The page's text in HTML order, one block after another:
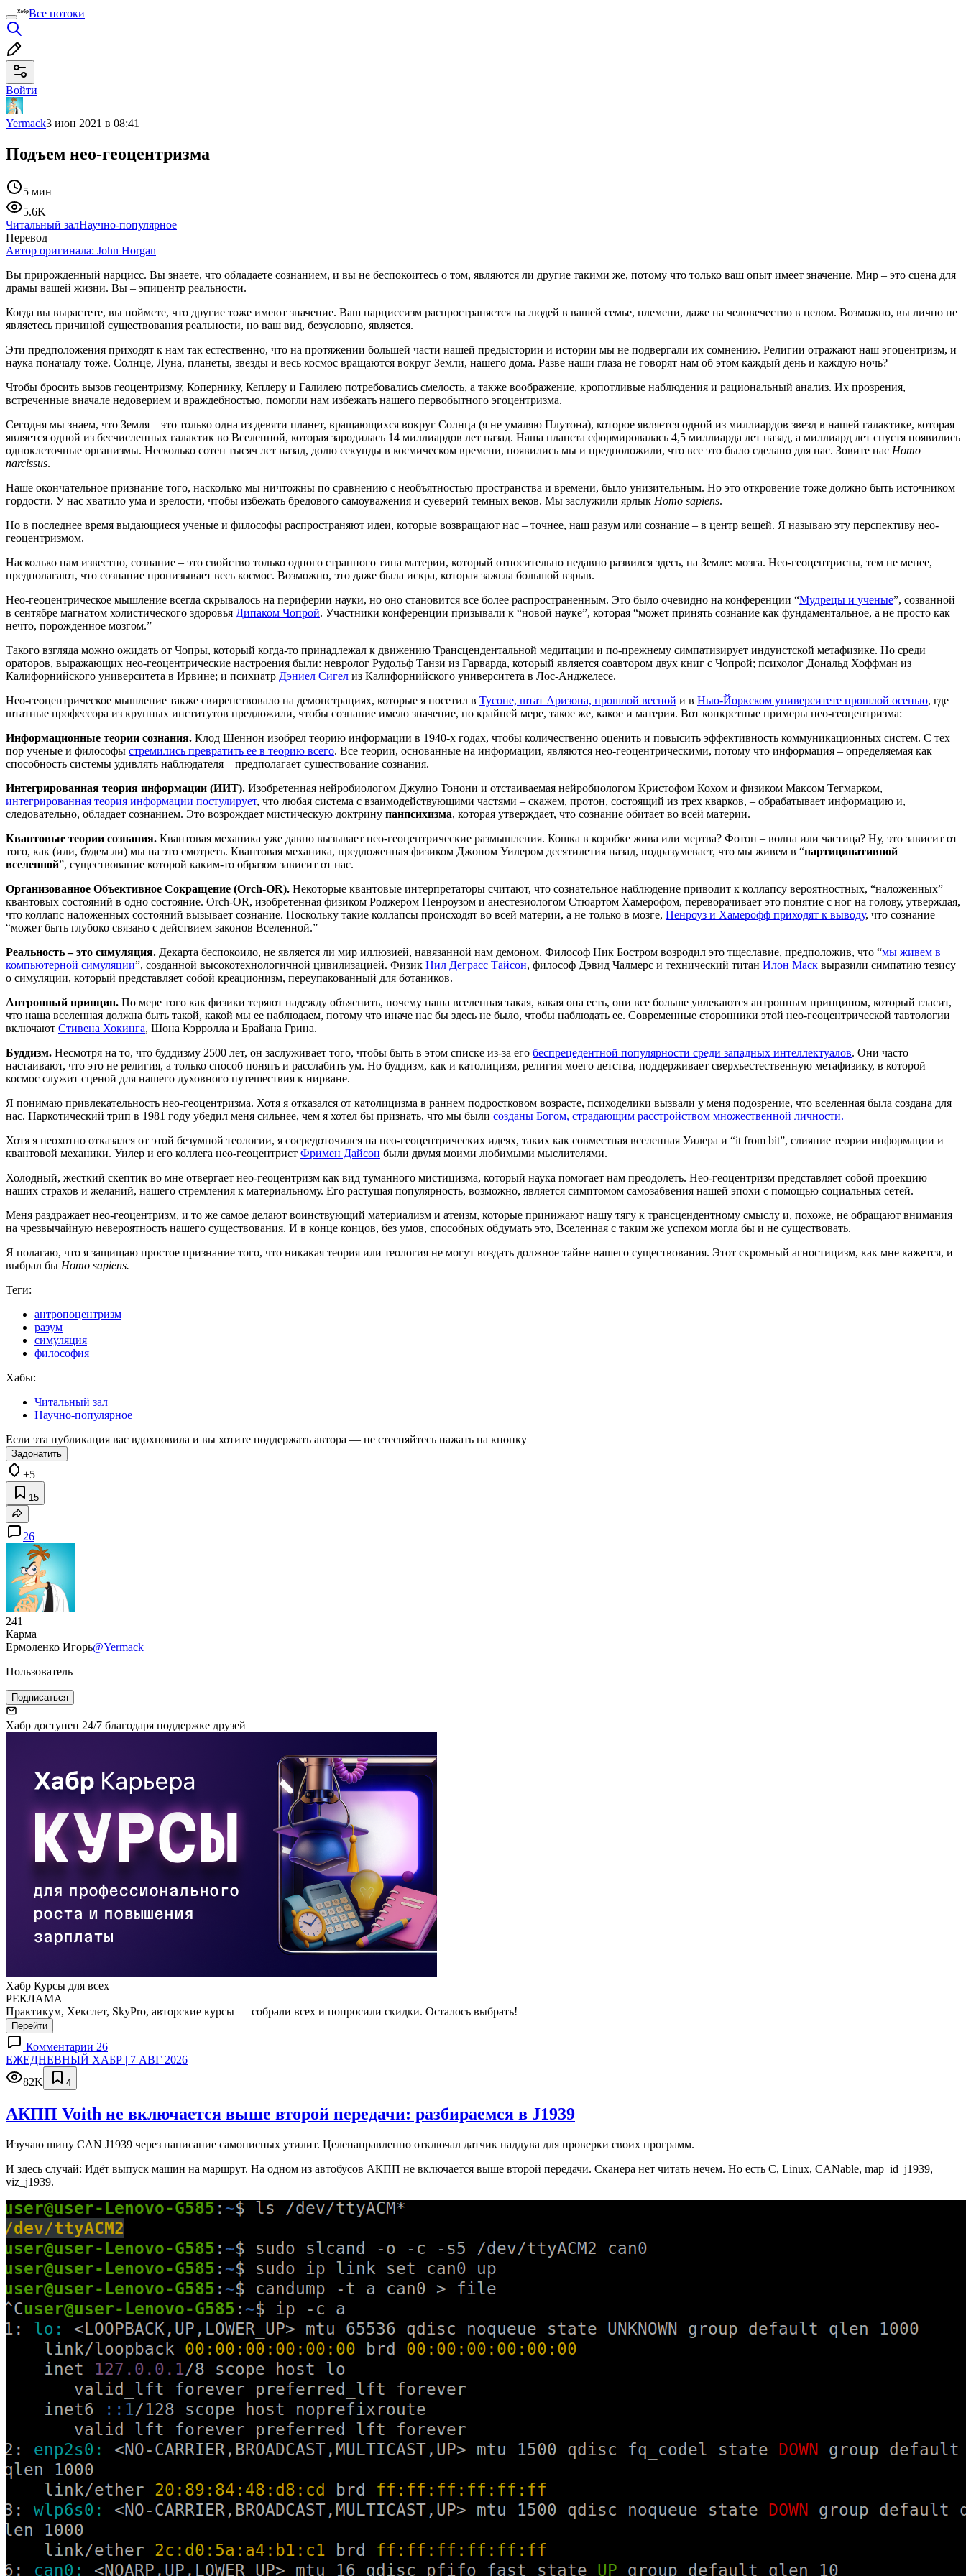
Все потоки
Войти
Yermack3 июн 2021 в 08:41
Подъем нео-геоцентризма
5 мин
5.6K
Читальный залНаучно-популярное
Перевод
Автор оригинала: John Horgan
Вы прирожденный нарцисс. Вы знаете, что обладаете сознанием, и вы не беспокоитесь о том, являются ли другие такими же, потому что только ваш опыт имеет значение. Мир – это сцена для
драмы вашей жизни. Вы – эпицентр реальности.
Когда вы вырастете, вы поймете, что другие тоже имеют значение. Ваш нарциссизм распространяется на людей в вашей семье, племени, даже на человечество в целом. Возможно, вы лично не
являетесь причиной существования реальности, но ваш вид, безусловно, является.
Эти предположения приходят к нам так естественно, что на протяжении большей части нашей предыстории и истории мы не подвергали их сомнению. Религии отражают наш эгоцентризм, и
наука поначалу тоже. Солнце, Луна, планеты, звезды и весь космос вращаются вокруг Земли, нашего дома. Разве наши глаза не говорят нам об этом каждый день и каждую ночь?
Чтобы бросить вызов геоцентризму, Копернику, Кеплеру и Галилею потребовались смелость, а также воображение, кропотливые наблюдения и рациональный анализ. Их прозрения,
встреченные вначале недоверием и враждебностью, помогли нам избежать нашего первобытного эгоцентризма.
Сегодня мы знаем, что Земля – это только одна из девяти планет, вращающихся вокруг Солнца (я не умаляю Плутона), которое является одной из миллиардов звезд в нашей галактике, которая
является одной из бесчисленных галактик во Вселенной, которая зародилась 14 миллиардов лет назад. Наша планета сформировалась 4,5 миллиарда лет назад, а миллиард лет спустя появились
одноклеточные организмы. Несколько сотен тысяч лет назад, долю секунды в космическом времени, появились мы и предположили, что все это было сделано для нас. Зовите нас Homo
narcissus.
Наше окончательное признание того, насколько мы ничтожны по сравнению с необъятностью пространства и времени, было унизительным. Но это откровение тоже должно быть источником
гордости. У нас хватило ума и зрелости, чтобы избежать бредового самоуважения и суеверий темных веков. Мы заслужили ярлык Homo sapiens.
Но в последнее время выдающиеся ученые и философы распространяют идеи, которые возвращают нас – точнее, наш разум или сознание – в центр вещей. Я называю эту перспективу нео-
геоцентризмом.
Насколько нам известно, сознание – это свойство только одного странного типа материи, который относительно недавно развился здесь, на Земле: мозга. Нео-геоцентристы, тем не менее,
предполагают, что сознание пронизывает весь космос. Возможно, это даже была искра, которая зажгла большой взрыв.
Нео-геоцентрическое мышление всегда скрывалось на периферии науки, но оно становится все более распространенным. Это было очевидно на конференции “Мудрецы и ученые”, созванной
в сентябре магнатом холистического здоровья Дипаком Чопрой. Участники конференции призывали к “новой науке”, которая “может принять сознание как фундаментальное, а не просто как
нечто, порожденное мозгом.”
Такого взгляда можно ожидать от Чопры, который когда-то принадлежал к движению Трансцендентальной медитации и по-прежнему симпатизирует индуистской метафизике. Но среди
ораторов, выражающих нео-геоцентрические настроения были: невролог Рудольф Танзи из Гарварда, который является соавтором двух книг с Чопрой; психолог Дональд Хоффман из
Калифорнийского университета в Ирвине; и психиатр Дэниел Сигел из Калифорнийского университета в Лос-Анджелесе.
Нео-геоцентрическое мышление также свирепствовало на демонстрациях, которые я посетил в Тусоне, штат Аризона, прошлой весной и в Нью-Йоркском университете прошлой осенью, где
штатные профессора из крупных институтов предложили, чтобы сознание имело значение, по крайней мере, такое же, какое и материя. Вот конкретные примеры нео-геоцентризма:
Информационные теории сознания. Клод Шеннон изобрел теорию информации в 1940-х годах, чтобы количественно оценить и повысить эффективность коммуникационных систем. С тех
пор ученые и философы стремились превратить ее в теорию всего. Все теории, основанные на информации, являются нео-геоцентрическими, потому что информация – определяемая как
способность системы удивлять наблюдателя – предполагает существование сознания.
Интегрированная теория информации (ИИТ). Изобретенная нейробиологом Джулио Тонони и отстаиваемая нейробиологом Кристофом Кохом и физиком Максом Тегмарком,
интегрированная теория информации постулирует, что любая система с взаимодействующими частями – скажем, протон, состоящий из трех кварков, – обрабатывает информацию и,
следовательно, обладает сознанием. Это возрождает мистическую доктрину панпсихизма, которая утверждает, что сознание обитает во всей материи.
Квантовые теории сознания. Квантовая механика уже давно вызывает нео-геоцентрические размышления. Кошка в коробке жива или мертва? Фотон – волна или частица? Ну, это зависит от
того, как (или, будем ли) мы на это смотреть. Квантовая механика, предложенная физиком Джоном Уилером десятилетия назад, подразумевает, что мы живем в “партиципативной
вселенной”, существование которой каким-то образом зависит от нас.
Организованное Объективное Сокращение (Orch-OR). Некоторые квантовые интерпретаторы считают, что сознательное наблюдение приводит к коллапсу вероятностных, “наложенных”
квантовых состояний в одно состояние. Orch-OR, изобретенная физиком Роджером Пенроузом и анестезиологом Стюартом Хамерофом, переворачивает это понятие с ног на голову, утверждая,
что коллапс наложенных состояний вызывает сознание. Поскольку такие коллапсы происходят во всей материи, а не только в мозге, Пенроуз и Хамерофф приходят к выводу, что сознание
“может быть глубоко связано с действием законов Вселенной.”
Реальность – это симуляция. Декарта беспокоило, не является ли мир иллюзией, навязанной нам демоном. Философ Ник Бостром возродил это тщеславие, предположив, что “мы живем в
компьютерной симуляции”, созданной высокотехнологичной цивилизацией. Физик Нил Деграсс Тайсон, философ Дэвид Чалмерс и технический титан Илон Маск выразили симпатию тезису
о симуляции, который представляет собой креационизм, переупакованный для ботаников.
Антропный принцип. По мере того как физики теряют надежду объяснить, почему наша вселенная такая, какая она есть, они все больше увлекаются антропным принципом, который гласит,
что наша вселенная должна быть такой, какой мы ее наблюдаем, потому что иначе нас бы здесь не было, чтобы наблюдать ее. Современные сторонники этой нео-геоцентрической тавтологии
включают Стивена Хокинга, Шона Кэрролла и Брайана Грина.
Буддизм. Несмотря на то, что буддизму 2500 лет, он заслуживает того, чтобы быть в этом списке из-за его беспрецедентной популярности среди западных интеллектуалов. Они часто
настаивают, что это не религия, а только способ понять и расслабить ум. Но буддизм, как и католицизм, религия моего детства, поддерживает сверхъестественную метафизику, в которой
космос служит сценой для нашего духовного путешествия к нирване.
Я понимаю привлекательность нео-геоцентризма. Хотя я отказался от католицизма в раннем подростковом возрасте, психоделики вызвали у меня подозрение, что вселенная была создана для
нас. Наркотический трип в 1981 году убедил меня сильнее, чем я хотел бы признать, что мы были созданы Богом, страдающим расстройством множественной личности.
Хотя я неохотно отказался от этой безумной теологии, я сосредоточился на нео-геоцентрических идеях, таких как совместная вселенная Уилера и “it from bit”, слияние теории информации и
квантовой механики. Уилер и его коллега нео-геоцентрист Фримен Дайсон были двумя моими любимыми мыслителями.
Холодный, жесткий скептик во мне отвергает нео-геоцентризм как вид туманного мистицизма, который наука помогает нам преодолеть. Нео-геоцентризм представляет собой проекцию
наших страхов и желаний, нашего стремления к материальному. Его растущая популярность, возможно, является симптомом самозабвения нашей эпохи с помощью социальных сетей.
Меня раздражает нео-геоцентризм, и то же самое делают воинствующий материализм и атеизм, которые принижают нашу тягу к трансцендентному смыслу и, похоже, не обращают внимания
на чрезвычайную невероятность нашего существования. И в конце концов, без умов, способных обдумать это, Вселенная с таким же успехом могла бы и не существовать.
Я полагаю, что я защищаю простое признание того, что никакая теория или теология не могут воздать должное тайне нашего существования. Этот скромный агностицизм, как мне кажется, и
выбрал бы Homo sapiens.
Теги:
антропоцентризм
разум
симуляция
философия
Хабы:
Читальный зал
Научно-популярное
Если эта публикация вас вдохновила и вы хотите поддержать автора — не стесняйтесь нажать на кнопку
Задонатить
+5
15
26
241
Карма
Ермоленко Игорь@Yermack
Пользователь
Подписаться
Хабр доступен 24/7 благодаря поддержке друзей
Хабр Курсы для всех
РЕКЛАМА
Практикум, Хекслет, SkyPro, авторские курсы — собрали всех и попросили скидки. Осталось выбрать!
Перейти
Комментарии 26
ЕЖЕДНЕВНЫЙ ХАБР | 7 АВГ 2026
82K
4
АКПП Voith не включается выше второй передачи: разбираемся в J1939
Изучаю шину CAN J1939 через написание самописных утилит. Целенаправленно отключал датчик наддува для проверки своих программ.
И здесь случай: Идёт выпуск машин на маршрут. На одном из автобусов АКПП не включается выше второй передачи. Сканера нет читать нечем. Но есть C, Linux, CANable, map_id_j1939,
viz_j1939.